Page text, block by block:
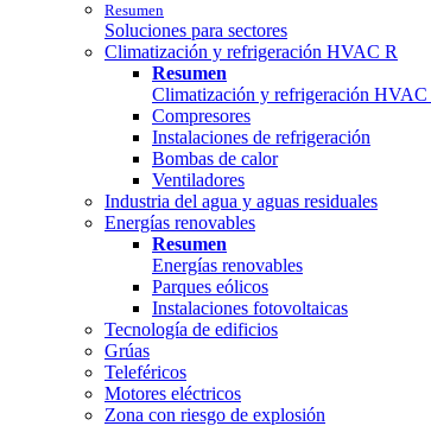
Resumen
Soluciones para sectores
Climatización y refrigeración HVAC R
Resumen
Climatización y refrigeración HVAC
Compresores
Instalaciones de refrigeración
Bombas de calor
Ventiladores
Industria del agua y aguas residuales
Energías renovables
Resumen
Energías renovables
Parques eólicos
Instalaciones fotovoltaicas
Tecnología de edificios
Grúas
Teleféricos
Motores eléctricos
Zona con riesgo de explosión